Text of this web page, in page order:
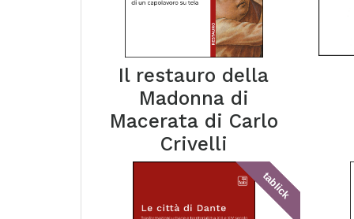
Il restauro della
Madonna di
Macerata di Carlo
Crivelli
tablick